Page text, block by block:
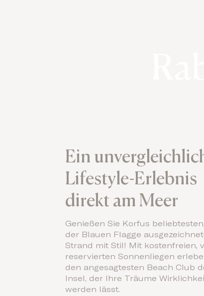
Ein
Lifestyle-Erlebnis
direkt am Meer
Genießen Sie Korfus
der Blauen Flagge
Strand mit Stil! Mit kostenfreien,
reservierten Sonnenliegen
den angesagtesten Beach Club
Insel, der Ihre Träume
werden lässt.